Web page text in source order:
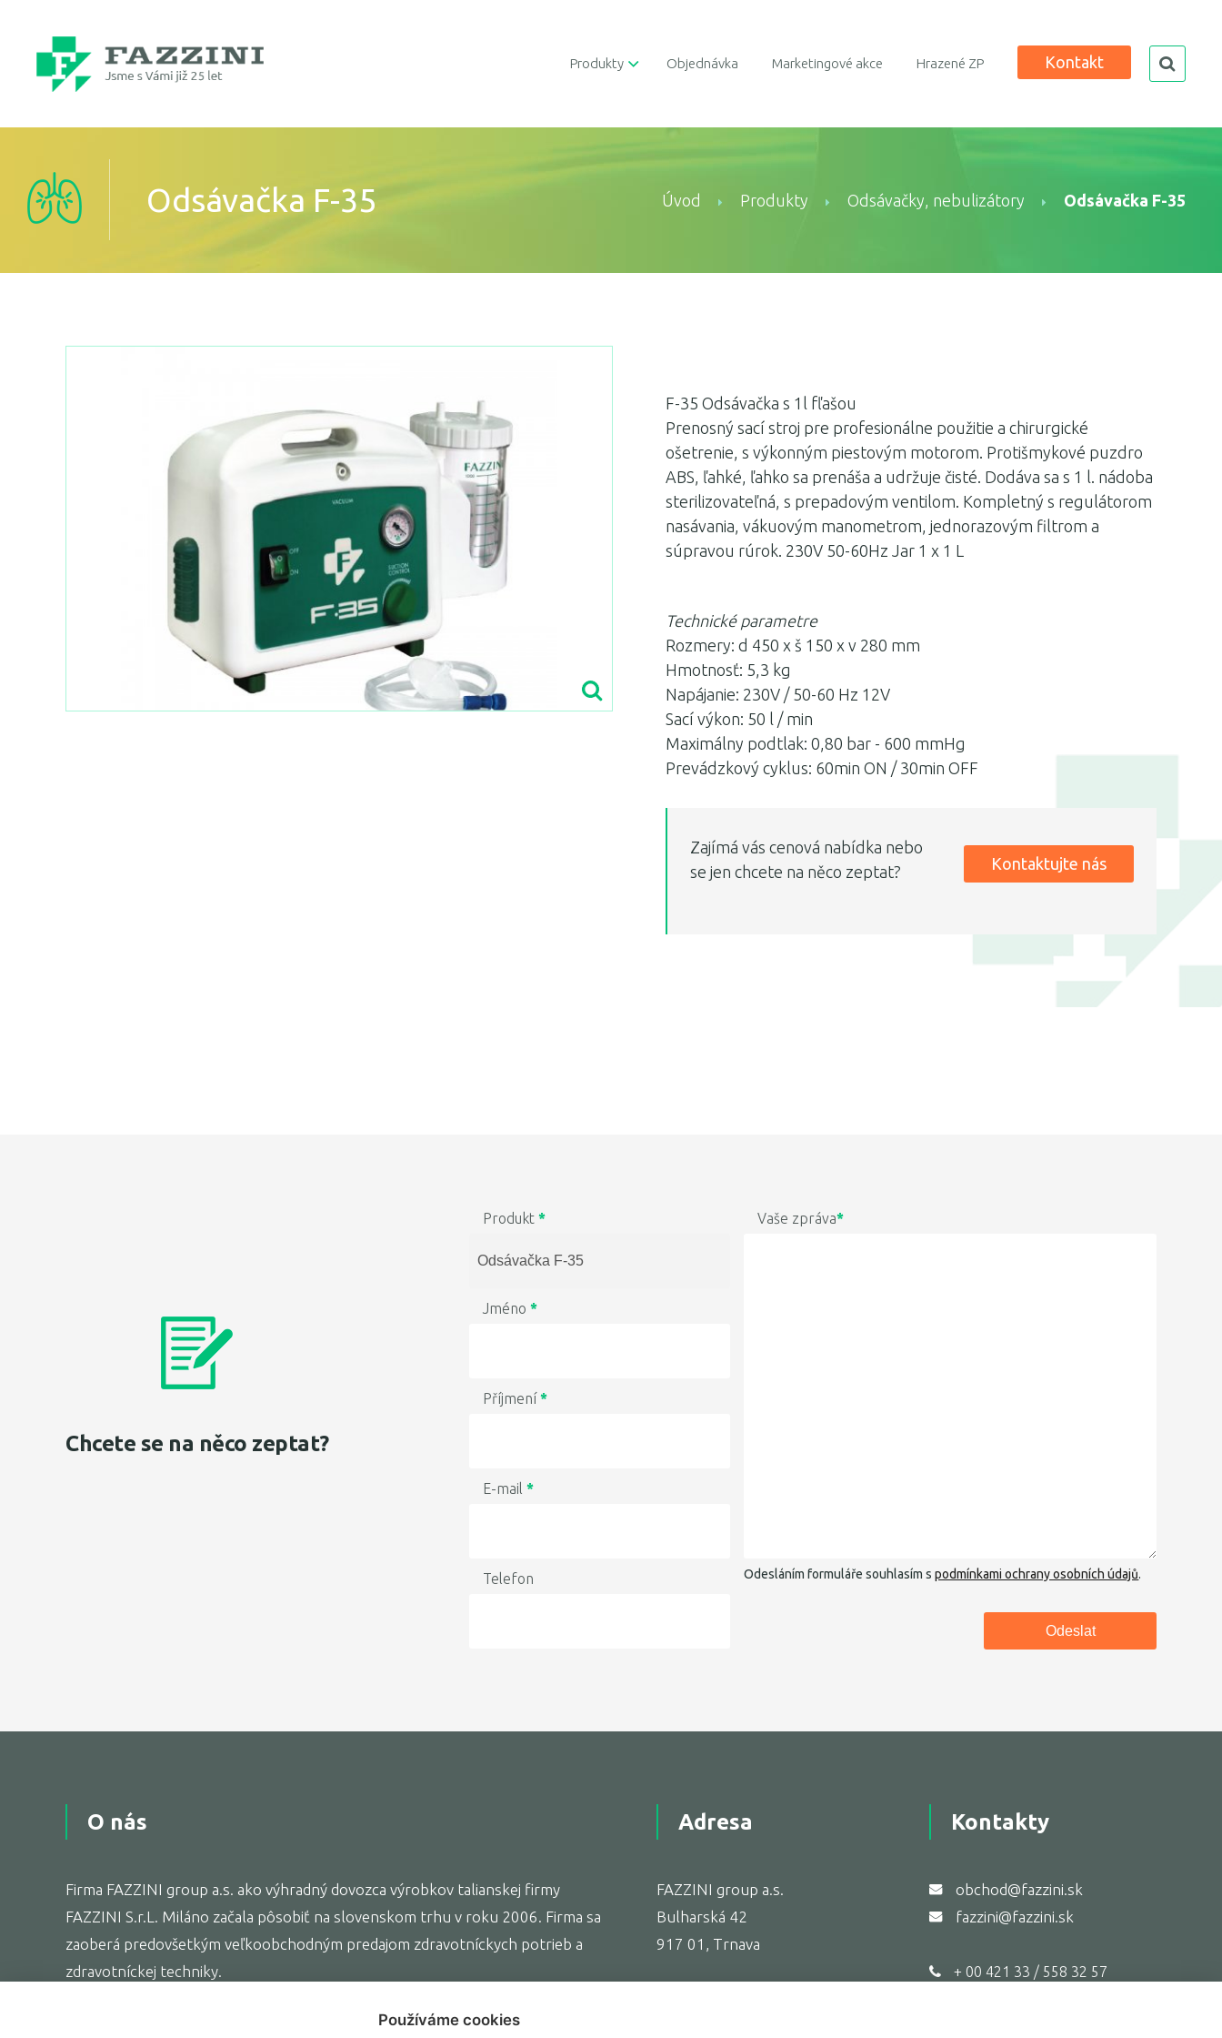
search
Kontakt
Produkty Objednávka Marketingové akce Hrazené ZP
Odsávačka F-35 Úvod Produkty Odsávačky, nebulizátory Odsávačka F-35
F-35 Odsávačka s 1l fľašou
Prenosný sací stroj pre profesionálne použitie a chirurgické
ošetrenie, s výkonným piestovým motorom. Protišmykové puzdro
ABS, ľahké, ľahko sa prenáša a udržuje čisté. Dodáva sa s 1 l. nádoba
sterilizovateľná, s prepadovým ventilom. Kompletný s regulátorom
nasávania, vákuovým manometrom, jednorazovým filtrom a
súpravou rúrok. 230V 50-60Hz Jar 1 x 1 L
Technické parametre
Rozmery: d 450 x š 150 x v 280 mm
Hmotnosť: 5,3 kg
Napájanie: 230V / 50-60 Hz 12V
Sací výkon: 50 l / min
Maximálny podtlak: 0,80 bar - 600 mmHg
Prevádzkový cyklus: 60min ON / 30min OFF
Zajímá vás cenová nabídka nebo
se jen chcete na něco zeptat?
Kontaktujte nás
Chcete se na něco zeptat?
Produkt *
Jméno *
Příjmení*
E-mail *
Telefon
Vaše zpráva*
Odesláním formuláře souhlasím spodmínkami ochrany osobních údajů.
O nás
Firma FAZZINI group a.s. ako výhradný dovozca výrobkov talianskej firmy
FAZZINI S.r.L. Miláno začala pôsobiť na slovenskom trhu v roku 2006. Firma sa
zaoberá predovšetkým veľkoobchodným predajom zdravotníckych potrieb a
zdravotníckej techniky.
Adresa
FAZZINI group a.s.
Bulharská 42
917 01, Trnava
Kontakty
obchod@fazzini.sk
fazzini@fazzini.sk
+ 00 421 33 / 558 32 57
Používáme cookies